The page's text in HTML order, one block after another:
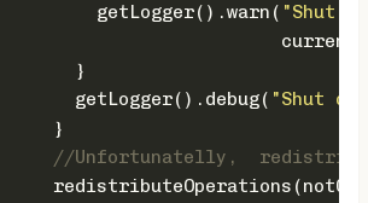
getLogger().warn(
"Shut
}
getLogger().debug(
"Shut
}
//Unfortunatelly,